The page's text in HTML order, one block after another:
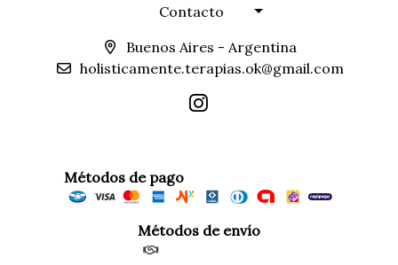
Contacto
Buenos Aires - Argentina
holisticamente.terapias.ok@gmail.com
Métodos de pago
Métodos de envío